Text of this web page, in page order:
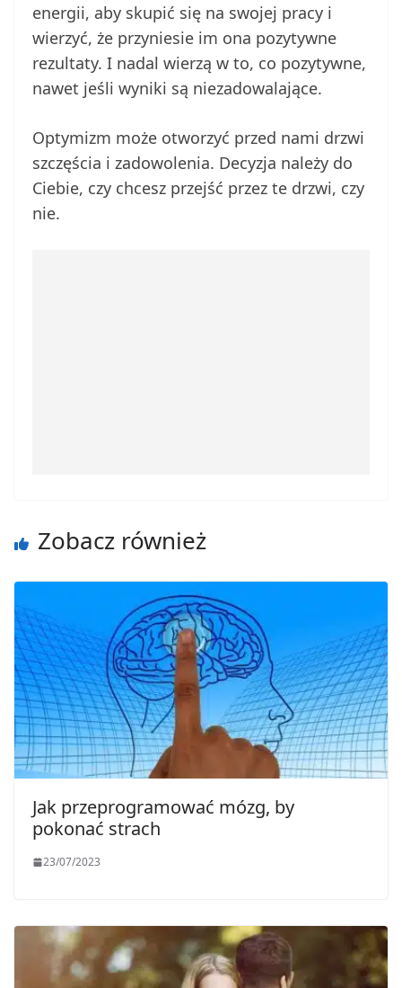
energii, aby skupić się na swojej pracy i
wierzyć, że przyniesie im ona pozytywne
rezultaty. I nadal wierzą w to, co pozytywne,
nawet jeśli wyniki są niezadowalające.
Optymizm może otworzyć przed nami drzwi
szczęścia i zadowolenia. Decyzja należy do
Ciebie, czy chcesz przejść przez te drzwi, czy
nie.
Zobacz również
Jak przeprogramować mózg, by
pokonać strach
23/07/2023